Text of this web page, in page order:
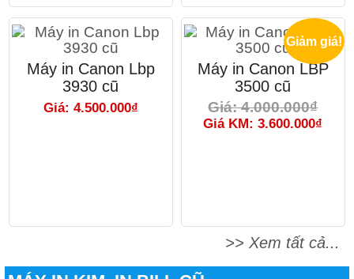
Máy in Canon Lbp
3930 cũ
Giá: 4.500.000₫
Giảm giá!
Máy in Canon LBP
3500 cũ
Giá: 4.000.000₫
Giá KM: 3.600.000₫
>> Xem tất cả...